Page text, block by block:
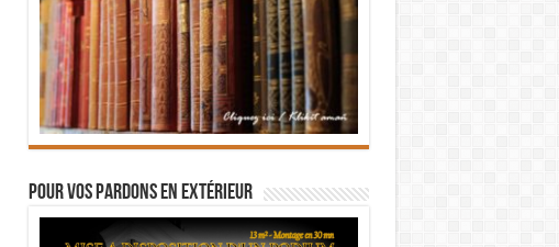
Pour vos pardons en extérieur